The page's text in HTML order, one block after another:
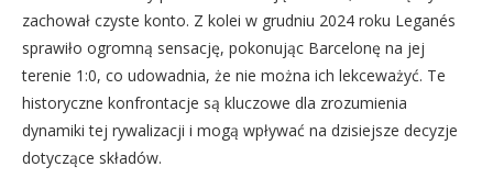
zachował czyste konto. Z kolei w grudniu 2024 roku Leganés
sprawiło ogromną sensację, pokonując Barcelonę na jej
terenie 1:0, co udowadnia, że nie można ich lekceważyć. Te
historyczne konfrontacje są kluczowe dla zrozumienia
dynamiki tej rywalizacji i mogą wpływać na dzisiejsze decyzje
dotyczące składów.